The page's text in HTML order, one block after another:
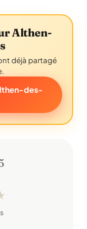
Althen-
déjà partagé
des-